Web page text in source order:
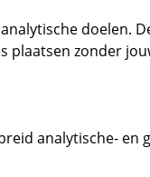
doelen.
plaatsen zonder
analytische- en